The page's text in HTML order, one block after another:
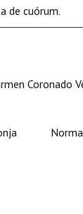
de cuórum.